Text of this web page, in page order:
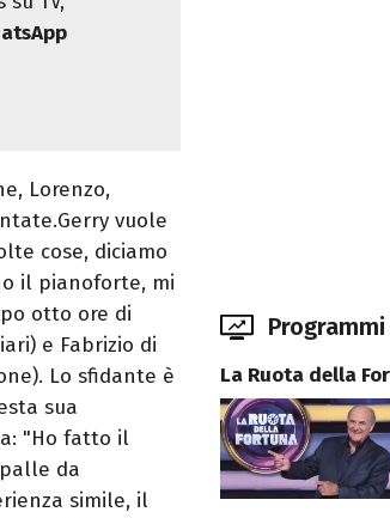
Lorenzo,
vuole
cose, diciamo
il pianoforte, mi
otto ore di
e Fabrizio di
Lo sfidante è
sua
"Ho fatto il
da
simile, il
Programmi
La Ruota della